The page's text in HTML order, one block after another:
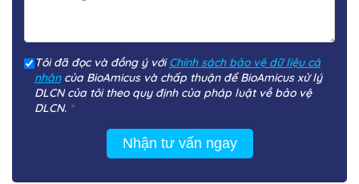
Tôi đã đọc và đồng ý vớiChính sách bảo vệ dữ liệu cá
nhâncủa BioAmicus và chấp thuận để BioAmicus xử lý
DLCN của tôi theo quy định của pháp luật về bảo vệ
DLCN. *
Nhận tư vấn ngay